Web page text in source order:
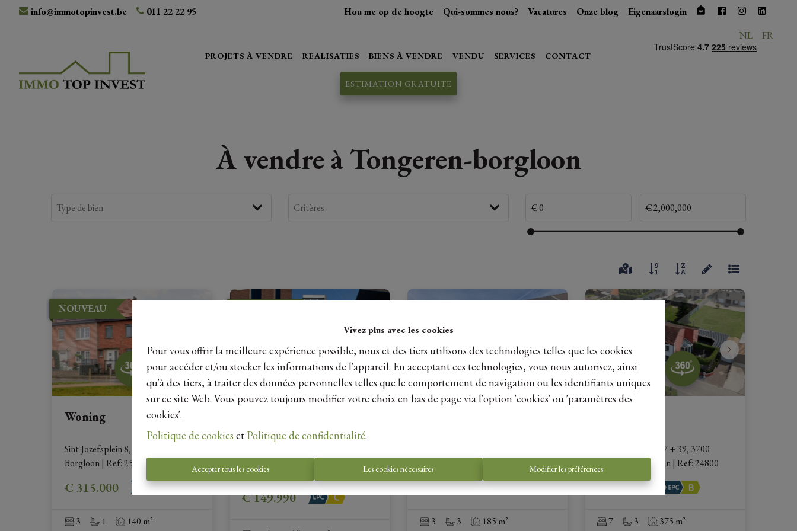
Vivez plus avec les cookies
Pour vous offrir la meilleure expérience possible, nous et des tiers utilisons des technologies telles que les cookies
pour accéder et/ou stocker les informations de l'appareil. En acceptant ces technologies, vous nous autorisez, ainsi
qu'à des tiers, à traiter des données personnelles telles que le comportement de navigation ou les identifiants uniques
sur ce site Web. Vous pouvez toujours modifier votre choix en bas de page via l'option 'cookies' ou 'paramètres des
cookies'.
Politique de cookies et Politique de confidentialité.
Accepter tous les cookies Les cookies nécessaires Modifier les préférences
info@immotopinvest.be 011 22 22 95 Hou me op de hoogte Qui-sommes nous? Vacatures Onze blog Eigenaarslogin
PROJETS À VENDRE REALISATIES BIENS À VENDRE VENDU SERVICES CONTACT
ESTIMATION GRATUITE
NL FR
À vendre à Tongeren-borgloon
NOUVEAU
Woning
Sint-Jozefsplein 8, 3700 Tongeren-
Borgloon | Ref: 25562
€ 315.000
3 1 140 m²
Jekerstraat 14, 3700 Tongeren-
Borgloon
€ 149.990
Borgloon
€ 315.000
3 3 185 m²
Riksingenstraat 37 + 39, 3700
Tongeren-Borgloon| Ref: 24800
€ 899.000
7 3 375 m²